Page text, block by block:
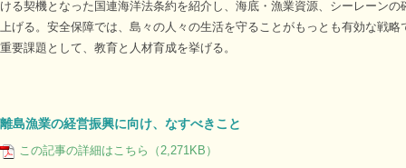
ける契機となった国連海洋法条約を紹介し、海底・漁業資源、シーレーン
上げる。安全保障では、島々の人々の生活を守ることがもっとも有効な戦
重要課題として、教育と人材育成を挙げる。
離島漁業の経営振興に向け、なすべきこと
この記事の詳細はこちら（2,271KB）